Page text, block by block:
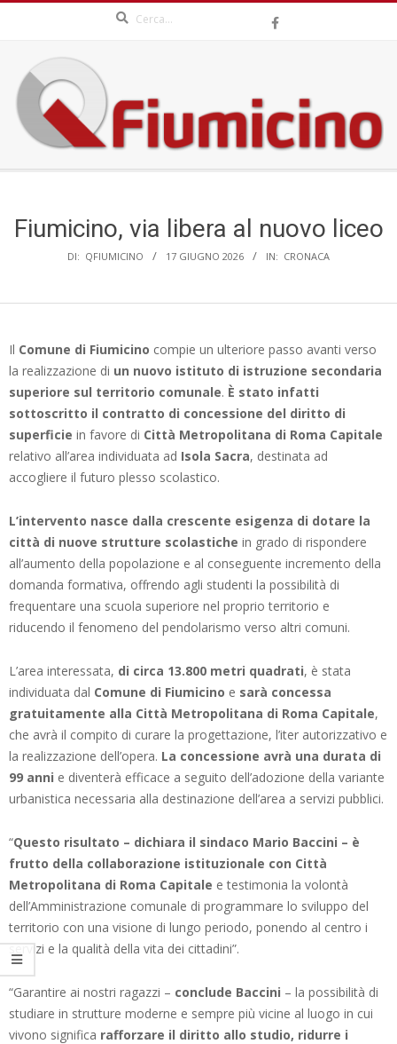
content
QFIUMICINO.COM
MenuFiumicino, via libera al nuovo liceo
DI: QFIUMICINO 17 GIUGNO 2026 IN: CRONACA
Il Comune di Fiumicino compie un ulteriore passo avanti verso
la realizzazione di un nuovo istituto di istruzione secondaria
superiore sul territorio comunale. È stato infatti
sottoscritto il contratto di concessione del diritto di
superficie in favore di Città Metropolitana di Roma Capitale
relativo all’area individuata ad Isola Sacra, destinata ad
accogliere il futuro plesso scolastico.
L’intervento nasce dalla crescente esigenza di dotare la
città di nuove strutture scolastiche in grado di rispondere
all’aumento della popolazione e al conseguente incremento della
domanda formativa, offrendo agli studenti la possibilità di
frequentare una scuola superiore nel proprio territorio e
riducendo il fenomeno del pendolarismo verso altri comuni.
L’area interessata, di circa 13.800 metri quadrati, è stata
individuata dal Comune di Fiumicino e sarà concessa
gratuitamente alla Città Metropolitana di Roma Capitale,
che avrà il compito di curare la progettazione, l’iter autorizzativo e
la realizzazione dell’opera. La concessione avrà una durata di
99 anni e diventerà efficace a seguito dell’adozione della variante
urbanistica necessaria alla destinazione dell’area a servizi pubblici.
“Questo risultato – dichiara il sindaco Mario Baccini – è
frutto della collaborazione istituzionale con Città
Metropolitana di Roma Capitale e testimonia la volontà
dell’Amministrazione comunale di programmare lo sviluppo del
territorio con una visione di lungo periodo, ponendo al centro i
servizi e la qualità della vita dei cittadini”.
“Garantire ai nostri ragazzi – conclude Baccini – la possibilità di
studiare in strutture moderne e sempre più vicine al luogo in cui
vivono significa rafforzare il diritto allo studio, ridurre i